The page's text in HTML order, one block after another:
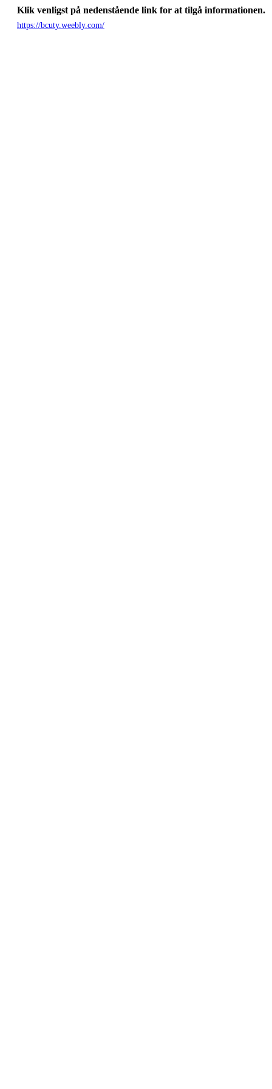
Klik venligst på nedenstående link for at tilgå informationen.
https://bcuty.weebly.com/